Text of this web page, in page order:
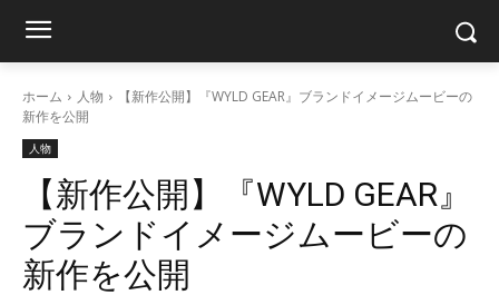
ホーム 人物
【新作公開】『WYLD GEAR』ブランドイメージムービーの
新作を公開
人物
【新作公開】『WYLD GEAR』
ブランドイメージムービーの
新作を公開